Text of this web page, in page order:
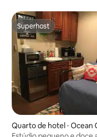
Superhost
Superhost
Quarto de hotel ⋅ Ocean